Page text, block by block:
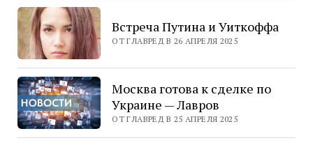
Встреча Путина и Уиткоффа
ОТ ГЛАВРЕД В 26 АПРЕЛЯ 2025
Москва готова к сделке по
Украине — Лавров
ОТ ГЛАВРЕД В 25 АПРЕЛЯ 2025